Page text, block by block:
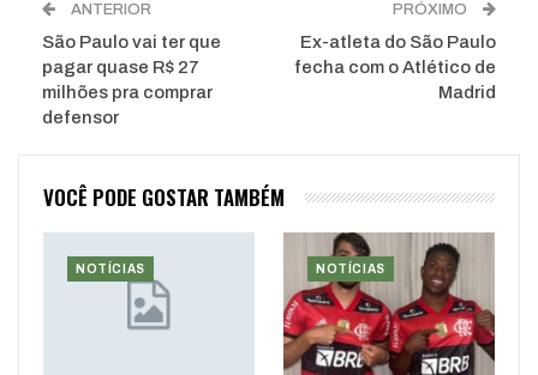
ANTERIOR
São Paulo vai ter que
pagar quase R$ 27
milhões pra comprar
defensor
PRÓXIMO
Ex-atleta do São Paulo
fecha com o Atlético de
Madrid
VOCÊ PODE GOSTAR TAMBÉM
NOTÍCIAS NOTÍCIAS